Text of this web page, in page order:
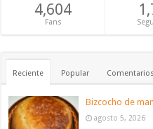
4,604
Fans
Reciente Popular Comentarios
Bizcocho de
agosto 5, 2026